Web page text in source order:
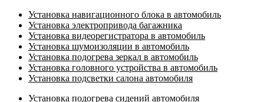
Установка навигационного блока в автомобиль
Установка электропривода багажника
Установка видеорегистратора в автомобиль
Установка шумоизоляции в автомобиль
Установка подогрева зеркал в автомобиль
Установка головного устройства в автомобиль
Установка подсветки салона автомобиля
Установка подогрева сидений автомобиля